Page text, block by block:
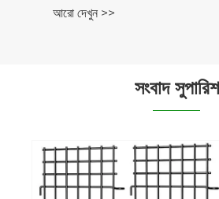
আরো দেখুন >>
সংবাদ সুপারিশ